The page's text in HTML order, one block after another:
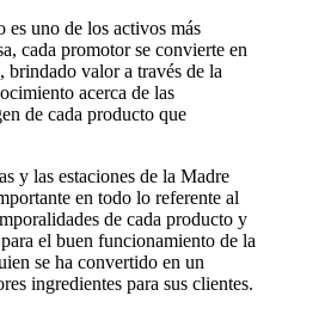
uno de los activos más
cada promotor se convierte en
brindado valor a través de la
acerca de las
de cada producto que
y las estaciones de la Madre
en todo lo referente al
de cada producto y
el buen funcionamiento de la
se ha convertido en un
ingredientes para sus clientes.